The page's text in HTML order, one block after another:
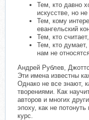
Тем, кто давно
искусстве, но
Тем, кому
евангельский
Тем, кто
Тем, кто
нам не
Андрей Рублев,
Эти имена известны
Однако не все знают,
творениями. Как
авторов и многих
эпоху, как не
курс.